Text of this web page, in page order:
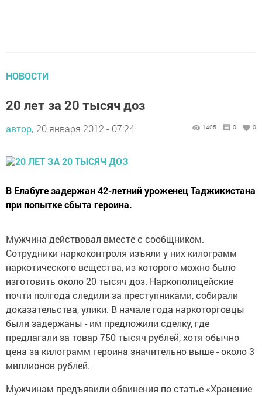
НОВОСТИ
20 лет за 20 тысяч доз
автор, 20 января 2012 - 07:24 1405 0 0
В Елабуге задержан 42-летний уроженец Таджикистана
при попытке сбыта героина.
Мужчина действовал вместе с сообщником.
Сотрудники наркоконтроля изъяли у них килограмм
наркотического вещества, из которого можно было
изготовить около 20 тысяч доз. Наркополицейские
почти полгода следили за преступниками, собирали
доказательства, улики. В начале года наркоторговцы
были задержаны - им предложили сделку, где
предлагали за товар 750 тысяч рублей, хотя обычно
цена за килограмм героина значительно выше - около 3
миллионов рублей.
Мужчинам предъявили обвинения по статье «Хранение